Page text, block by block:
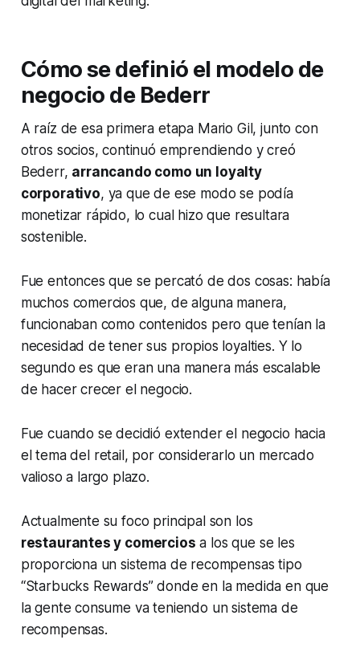
Cómo se definió el modelo de
negocio de Bederr
A raíz de esa primera etapa Mario Gil, junto con
otros socios, continuó emprendiendo y creó
Bederr, arrancando como un loyalty
corporativo, ya que de ese modo se podía
monetizar rápido, lo cual hizo que resultara
sostenible.
Fue entonces que se percató de dos cosas: había
muchos comercios que, de alguna manera,
funcionaban como contenidos pero que tenían la
necesidad de tener sus propios loyalties. Y lo
segundo es que eran una manera más escalable
de hacer crecer el negocio.
Fue cuando se decidió extender el negocio hacia
el tema del retail, por considerarlo un mercado
valioso a largo plazo.
Actualmente su foco principal son los
restaurantes y comercios a los que se les
proporciona un sistema de recompensas tipo
“Starbucks Rewards” donde en la medida en que
la gente consume va teniendo un sistema de
recompensas.